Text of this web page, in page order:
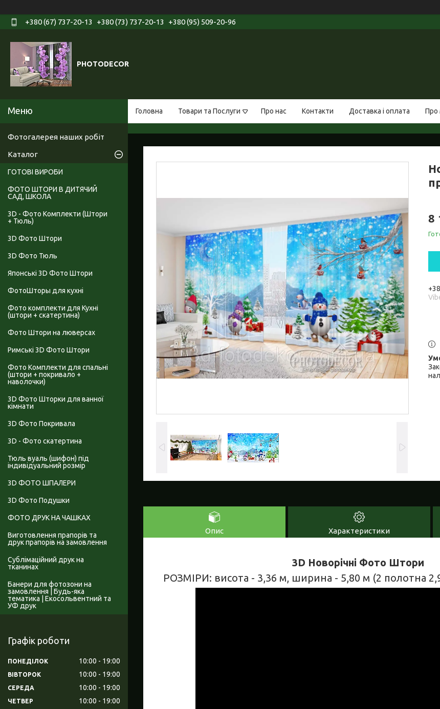
+380 (67) 737-20-13 +380 (73) 737-20-13 +380 (95) 509-20-96
PHOTODECOR
Головна Товари та Послуги Про нас Контакти Доставка і оплата Про
8
Опис Характеристики
3D Новорічні Фото Штори
РОЗМІРИ: висота - 3,36 м, ширина - 5,80 м (2 полотна
Фотогалерея наших робіт
Каталог
ГОТОВІ ВИРОБИ
ФОТО ШТОРИ В ДИТЯЧИЙ
САД, ШКОЛА
3D - Фото Комплекти (Штори
+ Тюль)
3D Фото Штори
3D Фото Тюль
Японські 3D Фото Штори
ФотоШторы для кухні
Фото комплекти для Кухні
(штори + скатертина)
Фото Штори на люверсах
Римські 3D Фото Штори
Фото Комплекти для спальні
(штори + покривало +
наволочки)
3D Фото Шторки для ванної
кімнати
3D Фото Покривала
3D - Фото скатертина
Тюль вуаль (шифон) під
індивідуальний розмір
3D ФОТО ШПАЛЕРИ
3D Фото Подушки
ФОТО ДРУК НА ЧАШКАХ
Виготовлення прапорів та
друк прапорів на замовлення
Сублімаційний друк на
тканинах
Банери для фотозони на
замовлення | Будь-яка
тематика | Екосольвентний та
УФ друк
Графік роботи
ПОНЕДІЛОК 10:00 19:00
ВІВТОРОК 10:00 19:00
СЕРЕДА 10:00 19:00
ЧЕТВЕР 10:00 19:00